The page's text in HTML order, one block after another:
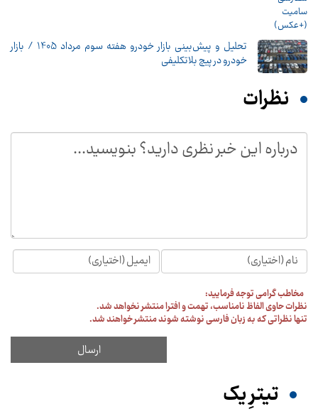
تحلیل و پیش‌بینی بازار خودرو هفته سوم مرداد 1405 / بازار
خودرو در پیچ بلاتکلیفی
نظرات
مخاطب گرامی توجه فرمایید:
نظرات حاوی الفاظ نامناسب، تهمت و افترا منتشر نخواهد شد.
تنها نظراتی که به زبان فارسی نوشته شوند منتشر خواهند شد.
تیترِ یک